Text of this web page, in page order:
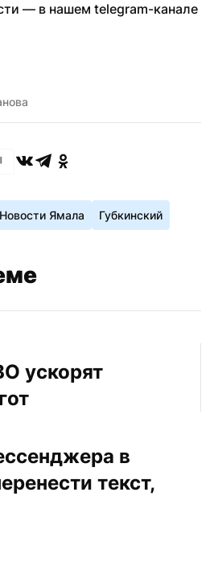
Новости Ямала Губкинский
ускорят
в
текст,